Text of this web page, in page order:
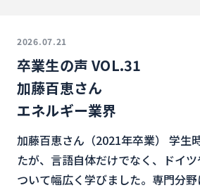
2026.07.21
卒業生の声 VOL.31
加藤百恵さん
エネルギー業界
加藤百恵さん（2021年卒業） 学生
たが、言語自体だけでなく、ドイ
ついて幅広く学びました。専門分